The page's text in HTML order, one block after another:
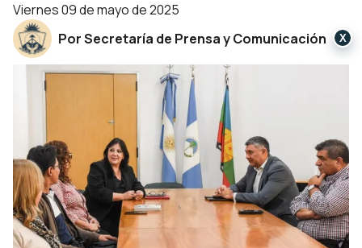
viernes 09 de mayo de 2025
Por Secretaría de Prensa y Comunicación
X